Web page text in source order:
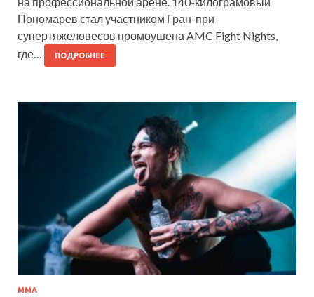
Пономарев стал участником Гран-при
супертяжеловесов промоушена AMC Fight Nights,
где…
ПОДРОБНЕЕ
MMA